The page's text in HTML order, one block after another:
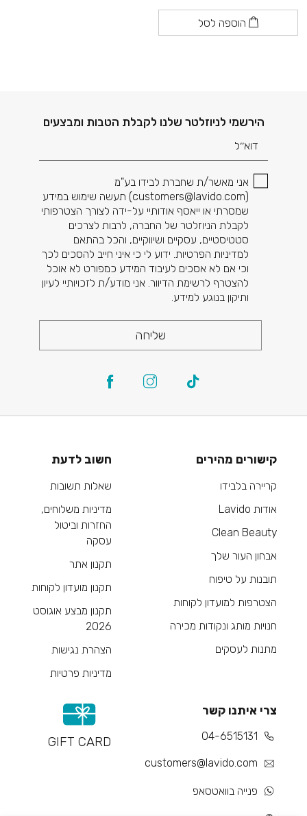
הוספה לסל
הירשמי לניוזלטר שלנו לקבלת הטבות ומבצעים
דוא׳׳ל
אני מאשר/ת שחברת לבידו בע"מ
(
customers@lavido.com) תעשה שימוש במידע
שמסרתי או ייאסף אודותיי על-ידה לצורך הצטרפותי
לקבלת הניוזלטר של החברה, לרבות לצרכים
סטטיסטיים, עסקיים ושיווקיים, והכל בהתאם
למדיניות הפרטיות. ידוע לי כי איני חייב להסכים לכך
וכי אם לא אסכים לעיבוד המידע כמפורט לא אוכל
להצטרף לרשימת הדיוור. אני מודע/ת לזכויותיי לעיון
ותיקון בנוגע למידע.
שליחה
קישורים מהירים
קריירה בלבידו
אודות Lavido
Clean Beauty
אבחון העור שלך
תובנות על טיפוח
הצטרפות למועדון לקוחות
חנויות מותג ונקודות מכירה
מתנות לעסקים
חשוב לדעת
שאלות תשובות
מדיניות משלוחים,
החזרות וביטול
עסקה
תקנון אתר
תקנון מועדון לקוחות
תקנון מבצע אוגוסט
2026
הצהרת נגישות
מדיניות פרטיות
צרי איתנו קשר
04-6515131
customers@lavido.com
פנייה בוואטסאפ
GIFT CARD